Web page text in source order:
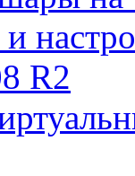
и
R2